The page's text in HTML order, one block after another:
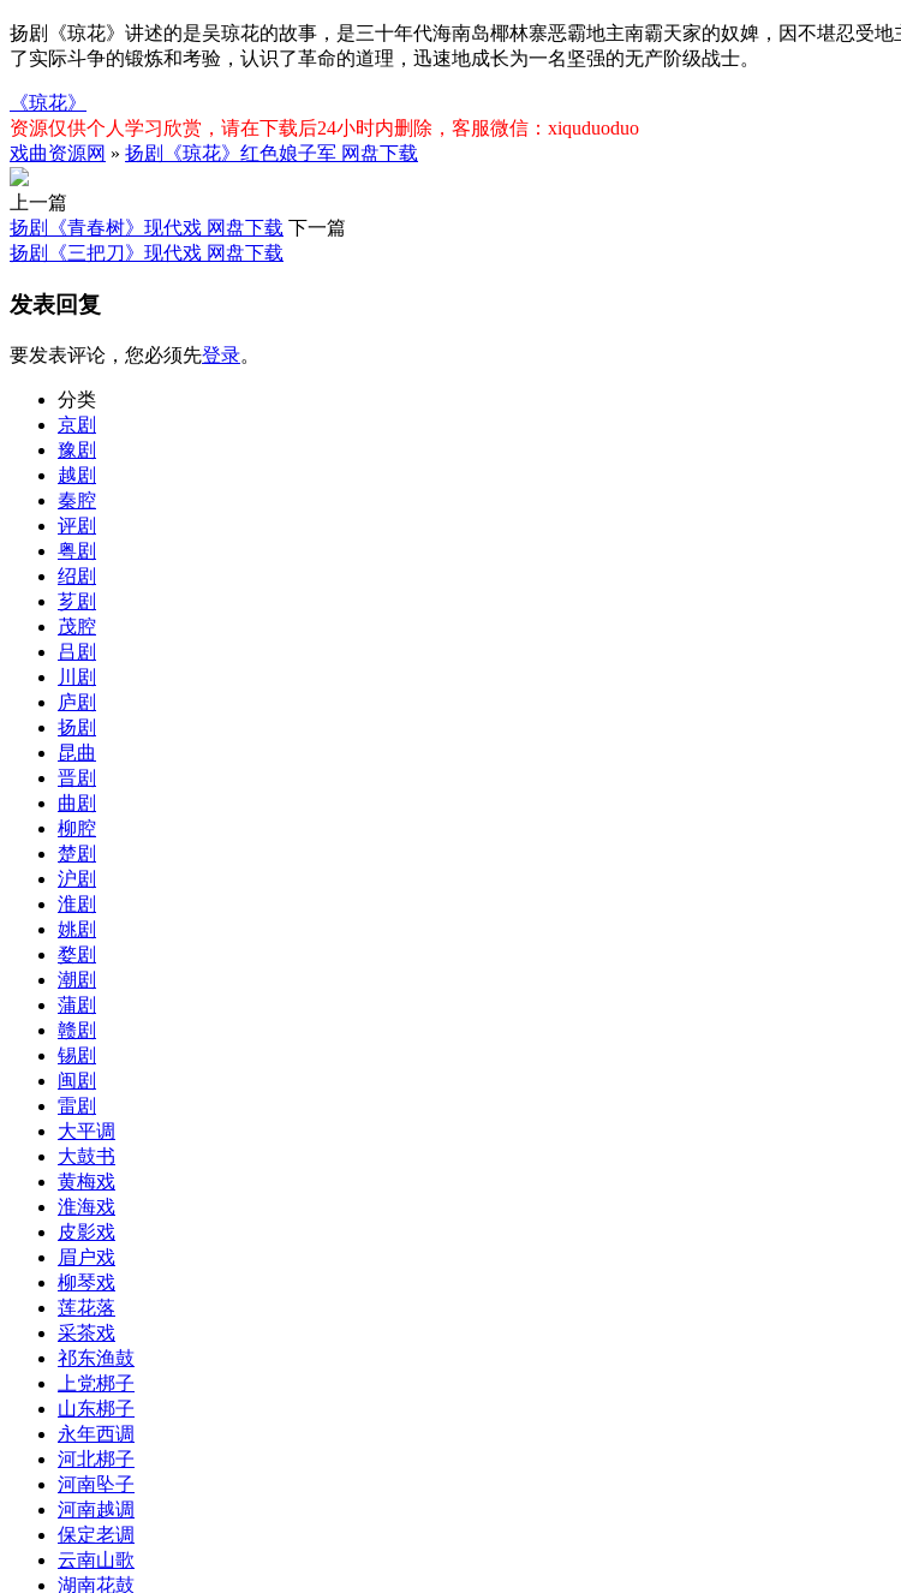
扬剧《琼花》讲述的是吴琼花的故事，是三十年代海南岛椰林寨恶霸地主南霸天家的奴婢，因不堪忍受
了实际斗争的锻炼和考验，认识了革命的道理，迅速地成长为一名坚强的无产阶级战士。
《琼花》
资源仅供个人学习欣赏，请在下载后24小时内删除，客服微信：xiquduoduo
戏曲资源网 » 扬剧《琼花》红色娘子军 网盘下载
上一篇
扬剧《青春树》现代戏 网盘下载 下一篇
扬剧《三把刀》现代戏 网盘下载
发表回复
要发表评论，您必须先登录。
分类
京剧
豫剧
越剧
秦腔
评剧
粤剧
绍剧
芗剧
茂腔
吕剧
川剧
庐剧
扬剧
昆曲
晋剧
曲剧
柳腔
楚剧
沪剧
淮剧
姚剧
婺剧
潮剧
蒲剧
赣剧
锡剧
闽剧
雷剧
大平调
大鼓书
黄梅戏
淮海戏
皮影戏
眉户戏
柳琴戏
莲花落
采茶戏
祁东渔鼓
上党梆子
山东梆子
永年西调
河北梆子
河南坠子
河南越调
保定老调
云南山歌
湖南花鼓